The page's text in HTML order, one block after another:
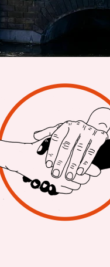
| Fast
ist die
Weimer
Kürze
des
Presse-
Das
und die